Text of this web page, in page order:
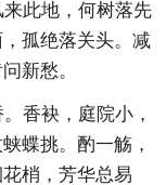
此地，何树落先
孤绝落关头。减
新愁。
香袂，庭院小，
蝶挑。酌一觞，
梢，芳华总易